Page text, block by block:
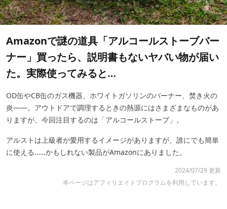
Amazonで謎の道具「アルコールストーブバー
ナー」買ったら、説明書もないヤバい物が届い
た。実際使ってみると…
OD缶やCB缶のガス機器、ホワイトガソリンのバーナー、焚き火の
炎――。アウトドアで調理するときの熱源にはさまざまなものがあ
りますが、今回注目するのは「アルコールストーブ」。
アルストは上級者が愛用するイメージがありますが、誰にでも簡単
に使える……かもしれない製品がAmazonにありました。
2024/07/29 更新
本ページはアフィリエイトプログラムを利用しています。